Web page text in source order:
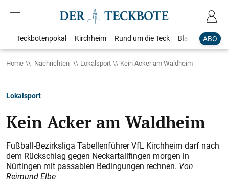
ABO
Teckbotenpokal Kirchheim Rund um die Teck Blaulicht
Home Nachrichten Lokalsport Kein Acker am Waldheim
Lokalsport
Kein Acker am Waldheim
Fußball-Bezirksliga Tabellenführer VfL Kirchheim darf nach
dem Rückschlag gegen Neckartailfingen morgen in
Nürtingen mit passablen Bedingungen rechnen. Von
Reimund Elbe